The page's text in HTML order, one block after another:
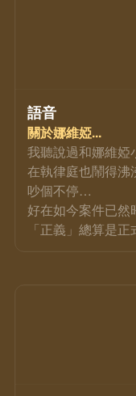
語音
關於娜維婭...
我聽說過和娜維
在執律庭也鬧得沸
吵個不停…
好在如今案件已
「正義」總算是正